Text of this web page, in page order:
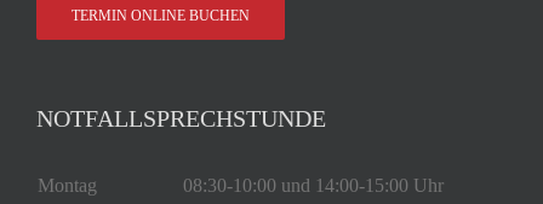
TERMIN ONLINE BUCHEN
NOTFALLSPRECHSTUNDE
Montag
08:30-10:00 und 14:00-15:00 Uhr